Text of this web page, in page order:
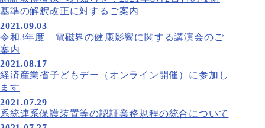
基準の解釈改正に対するご案内
2021.09.03
令和3年度 電磁界の健康影響に関する講演会のご
案内
2021.08.17
経済産業省子どもデー（オンライン開催）に参加し
ます
2021.07.29
系統連系保護装置等の認証業務規程の統合について